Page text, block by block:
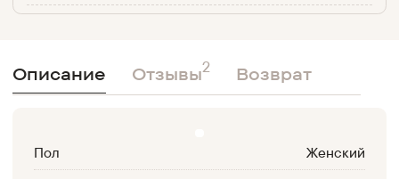
Описание Отзывы2 Возврат
Пол
Женский